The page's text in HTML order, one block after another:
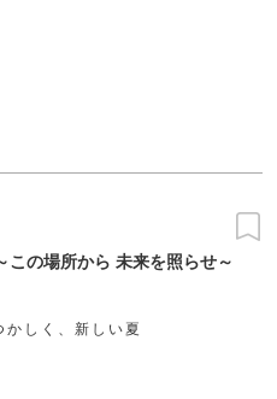
の場所から 未来を照らせ～
かしく、新しい夏